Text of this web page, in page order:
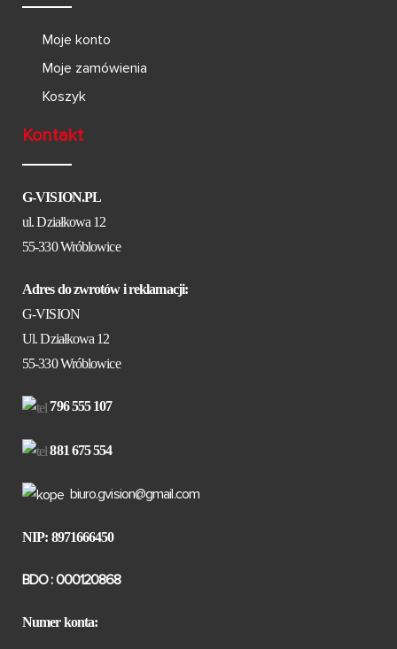
Moje konto
Moje zamówienia
Koszyk
Kontakt
G-VISION.PL
ul. Działkowa 12
55-330 Wróblowice
Adres do zwrotów i reklamacji:
G-VISION
Ul. Działkowa 12
55-330 Wróblowice
796 555 107
881 675 554
biuro.gvision@gmail.com
NIP: 8971666450
BDO : 000120868
Numer konta: